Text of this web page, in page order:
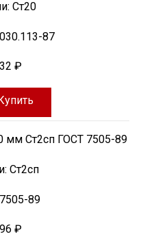
Ст20
87
₽
мм Ст2сп ГОСТ 7505-89
Ст2сп
89
₽